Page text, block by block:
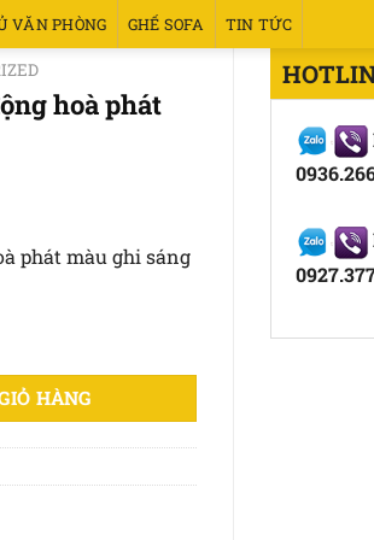
VĂN PHÒNG GHẾ SOFA TIN TỨC
hoà phát
phát màu ghi sáng
màu ghi mới 98% số lượng
HÀNG